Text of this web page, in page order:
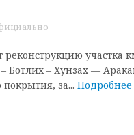
участка
Ботлих – Хунзах —
за... Подробнее